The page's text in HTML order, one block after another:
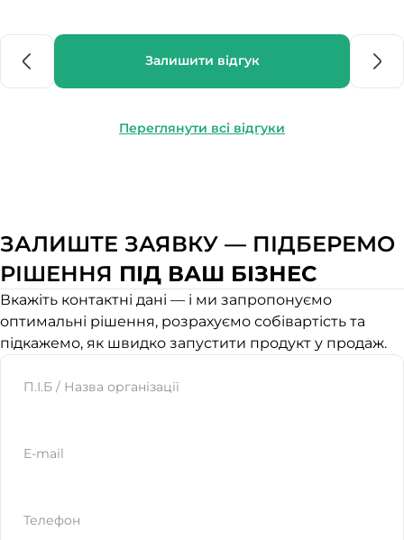
Залишити відгук
Переглянути всі відгуки
ЗАЛИШТЕ ЗАЯВКУ — ПІДБЕРЕМО
РІШЕННЯ ПІД ВАШ БІЗНЕС
Вкажіть контактні дані — і ми запропонуємо
оптимальні рішення, розрахуємо собівартість та
підкажемо, як швидко запустити продукт у продаж.
П.І.Б / Назва організації
E-mail
Телефон
Website